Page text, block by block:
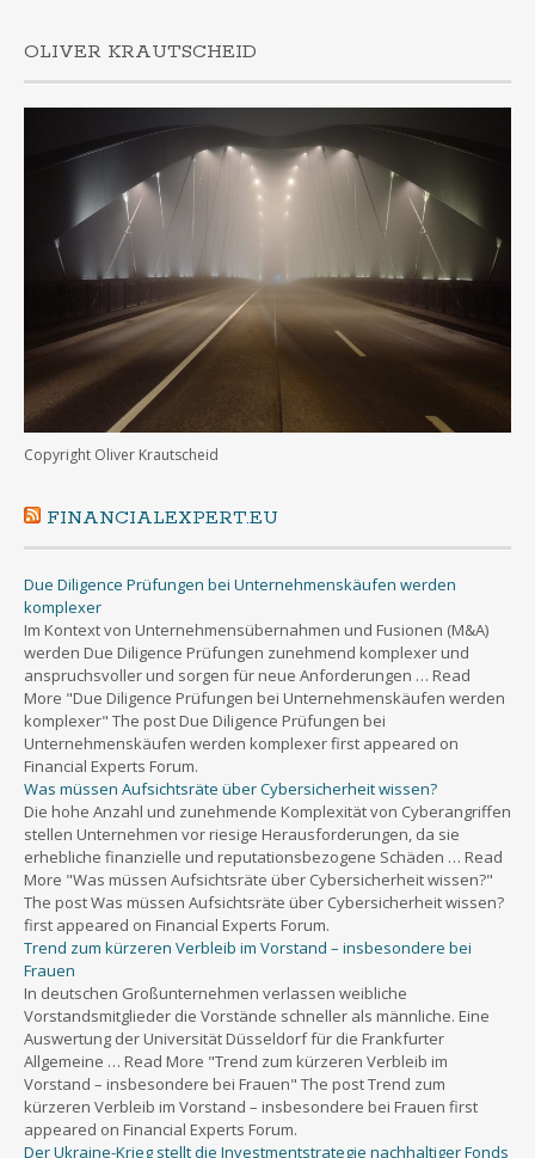
OLIVER KRAUTSCHEID
Copyright Oliver Krautscheid
FINANCIALEXPERT.EU
Due Diligence Prüfungen bei Unternehmenskäufen werden
komplexer
Im Kontext von Unternehmensübernahmen und Fusionen (M&A)
werden Due Diligence Prüfungen zunehmend komplexer und
anspruchsvoller und sorgen für neue Anforderungen … Read
More "Due Diligence Prüfungen bei Unternehmenskäufen werden
komplexer" The post Due Diligence Prüfungen bei
Unternehmenskäufen werden komplexer first appeared on
Financial Experts Forum.
Was müssen Aufsichtsräte über Cybersicherheit wissen?
Die hohe Anzahl und zunehmende Komplexität von Cyberangriffen
stellen Unternehmen vor riesige Herausforderungen, da sie
erhebliche finanzielle und reputationsbezogene Schäden … Read
More "Was müssen Aufsichtsräte über Cybersicherheit wissen?"
The post Was müssen Aufsichtsräte über Cybersicherheit wissen?
first appeared on Financial Experts Forum.
Trend zum kürzeren Verbleib im Vorstand – insbesondere bei
Frauen
In deutschen Großunternehmen verlassen weibliche
Vorstandsmitglieder die Vorstände schneller als männliche. Eine
Auswertung der Universität Düsseldorf für die Frankfurter
Allgemeine … Read More "Trend zum kürzeren Verbleib im
Vorstand – insbesondere bei Frauen" The post Trend zum
kürzeren Verbleib im Vorstand – insbesondere bei Frauen first
appeared on Financial Experts Forum.
Der Ukraine-Krieg stellt die Investmentstrategie nachhaltiger Fonds